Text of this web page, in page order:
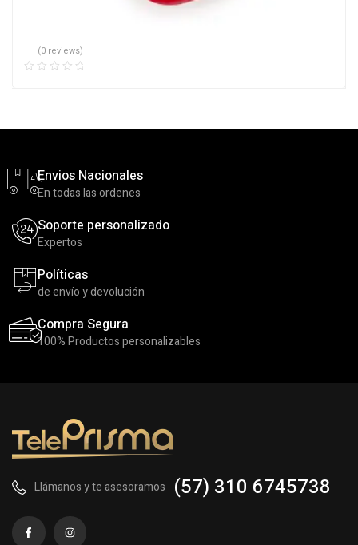
(0 reviews)
Envios Nacionales
En todas las ordenes
Soporte personalizado
Expertos
Políticas
de envío y devolución
Compra Segura
100% Productos personalizables
Llámanos y te asesoramos (57) 310 6745738